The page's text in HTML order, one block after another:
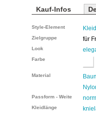
Kauf-Infos
Style-Element Kleid
Zielgruppe für
Look
Farbe
Material
Passform - Weite
Kleidlänge